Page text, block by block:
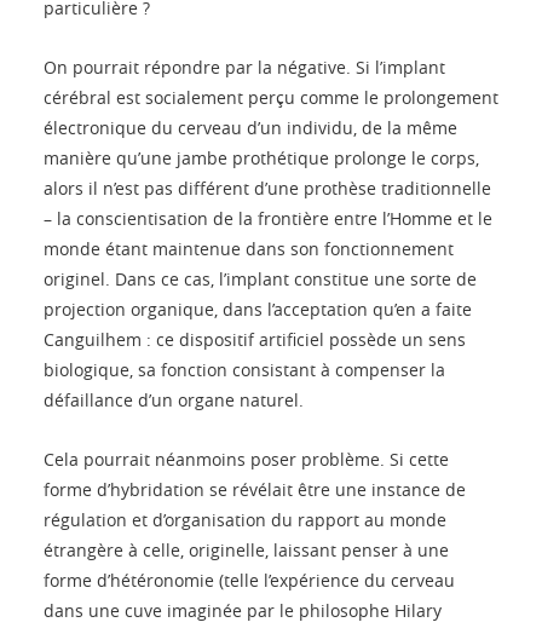
particulière ?
On pourrait répondre par la négative. Si l’implant
cérébral est socialement perçu comme le prolongement
électronique du cerveau d’un individu, de la même
manière qu’une jambe prothétique prolonge le corps,
alors il n’est pas différent d’une prothèse traditionnelle
– la conscientisation de la frontière entre l’Homme et le
monde étant maintenue dans son fonctionnement
originel. Dans ce cas, l’implant constitue une sorte de
projection organique, dans l’acceptation qu’en a faite
Canguilhem : ce dispositif artificiel possède un sens
biologique, sa fonction consistant à compenser la
défaillance d’un organe naturel.
Cela pourrait néanmoins poser problème. Si cette
forme d’hybridation se révélait être une instance de
régulation et d’organisation du rapport au monde
étrangère à celle, originelle, laissant penser à une
forme d’hétéronomie (telle l’expérience du cerveau
dans une cuve imaginée par le philosophe Hilary